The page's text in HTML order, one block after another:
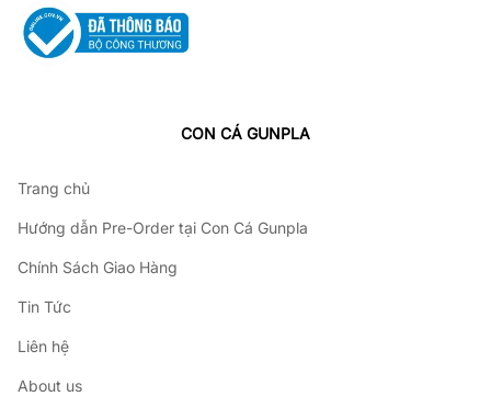
CON CÁ GUNPLA
Trang chủ
Hướng dẫn Pre-Order tại Con Cá Gunpla
Chính Sách Giao Hàng
Tin Tức
Liên hệ
About us